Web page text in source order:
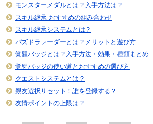
モンスターメダルとは？入手方法は？
スキル継承 おすすめの組み合わせ
スキル継承システムとは？
パズドラレーダーとは？メリットと遊び方
覚醒バッジとは？入手方法・効果・種類まとめ
覚醒バッジの使い道とおすすめの選び方
クエストシステムとは？
親友選択リセット！誰を登録する？
友情ポイントの上限は？